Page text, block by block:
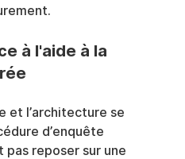
à l'aide à la
et l’architecture se
d’enquête
reposer sur une